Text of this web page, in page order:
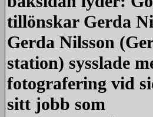
tillönskar Gerda
Gerda Nilsson
station) sysslade
fotografering vid
sitt jobb som